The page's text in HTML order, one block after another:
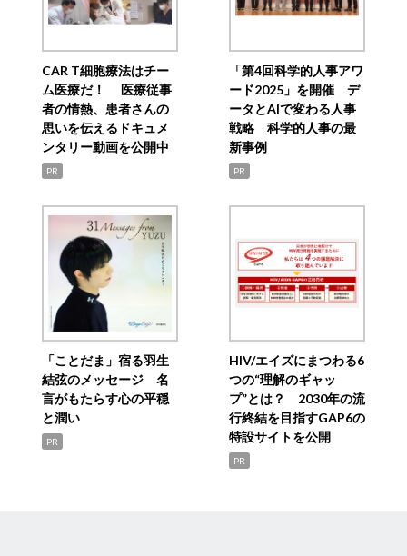
CAR T細胞療法はチー
ム医療だ！ 医療従事
者の情熱、患者さんの
思いを伝えるドキュメ
ンタリー動画を公開中
PR
「第4回科学的人事アワ
ード2025」を開催 デ
ータとAIで変わる人事
戦略 科学的人事の最
新事例
PR
「ことだま」宿る羽生
結弦のメッセージ 名
言がもたらす心の平穏
と潤い
PR
HIV/エイズにまつわる6
つの“理解のギャッ
プ”とは？ 2030年の流
行終結を目指すGAP6の
特設サイトを公開
PR